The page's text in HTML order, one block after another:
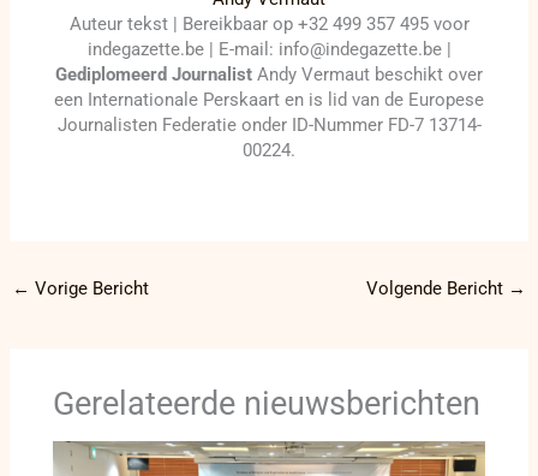
Auteur tekst | Bereikbaar op +32 499 357 495 voor
indegazette.be | E-mail: info@indegazette.be |
Gediplomeerd Journalist Andy Vermaut beschikt over
een Internationale Perskaart en is lid van de Europese
Journalisten Federatie onder ID-Nummer FD-7 13714-
00224.
← Vorige Bericht Volgende Bericht →
Gerelateerde nieuwsberichten